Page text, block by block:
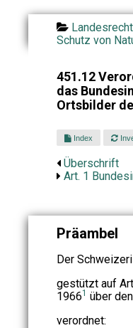
Landesrecht
Schutz von
451.12
das
Ortsbilder
Index
Überschrift
Art. 1
Präambel
Der
gestützt auf
19661 über
verordnet: